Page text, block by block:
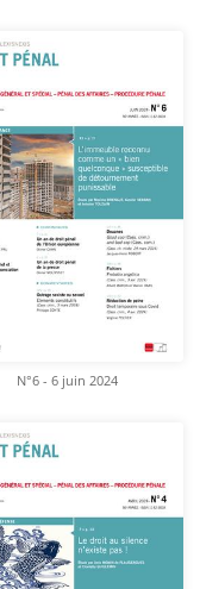
N°6 - 6 juin 2024